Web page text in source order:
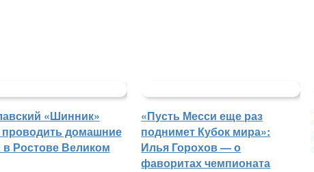
«Шинник»
проводить домашние
в Ростове Великом
«Пусть Месси еще раз
поднимет Кубок мира»:
Илья Горохов — о
фаворитах чемпионата